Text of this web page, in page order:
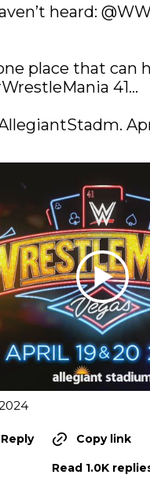
heard:
place that can
41…
.
Reply Copy link
Read 1.0K